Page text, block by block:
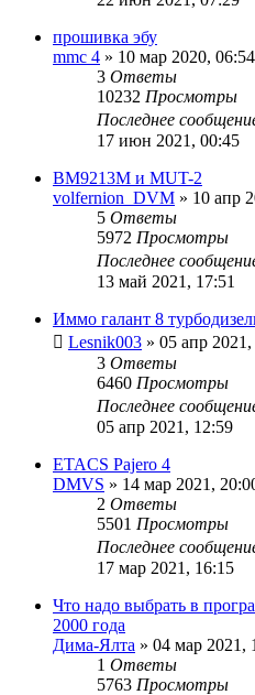
прошивка эбу
mmc 4 » 10 мар 2020, 06:54
3 Ответы
10232 Просмотры
Последнее
17 июн 2021, 00:45
BM9213M и MUT-2
volfernion_DVM » 10 апр
5 Ответы
5972 Просмотры
Последнее
13 май 2021, 17:51
Иммо галант 8
Lesnik003 » 05 апр
3 Ответы
6460 Просмотры
Последнее
05 апр 2021, 12:59
ETACS Pajero 4
DMVS » 14 мар 2021,
2 Ответы
5501 Просмотры
Последнее
17 мар 2021, 16:15
Что надо выбрать в
2000 года
Дима-Ялта » 04 мар 2021,
1 Ответы
5763 Просмотры